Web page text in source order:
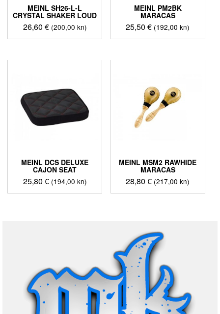
MEINL SH26-L-L
CRYSTAL SHAKER LOUD
26,60 € (200,00 kn)
MEINL PM2BK
MARACAS
25,50€ (192,00 kn)
MEINL DCS DELUXE
CAJON SEAT
25,80 € (194,00 kn)
MEINL MSM2 RAWHIDE
MARACAS
28,80€ (217,00 kn)